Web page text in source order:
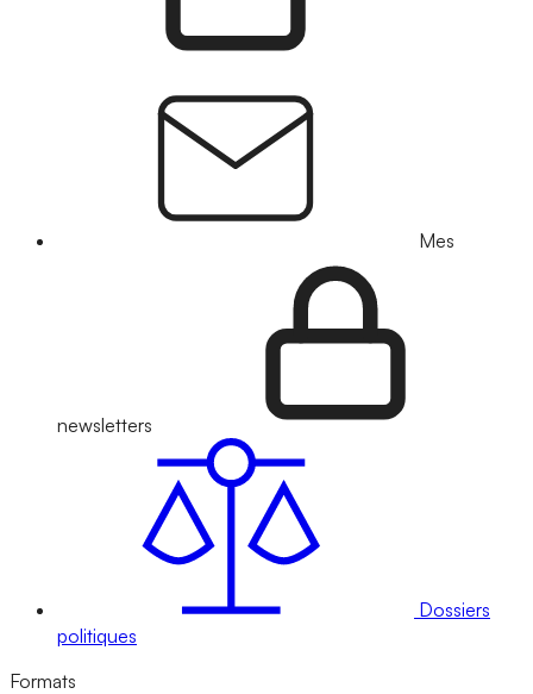
Mes
newsletters
Dossiers
politiques
Formats